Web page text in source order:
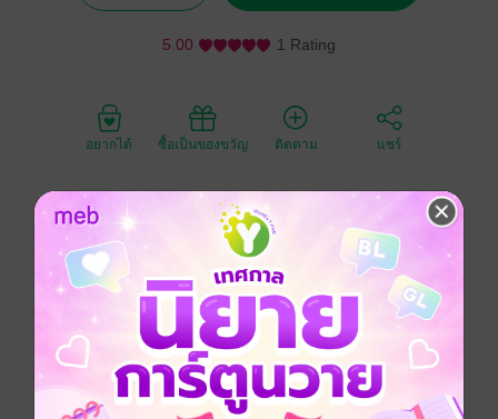
5.00 1 Rating
อยากได้ ซื้อเป็นของขวัญ ติดตาม แชร์
'เฮลิออส' ดาราหน้าใหม่ของวงการที่ชนะรางวัลนักแสดง
นำดาวรุ่งเป็นเพียงนักเรียนมัธยมปลายธรรมดาที่เป็นที่
ถูกตาต้องใจเลดี้ 'โรซาลินด์' ผู้สูงศักดิ์ เบื้องหน้าเหมือนคน
อื่นไกล มันช่างทำใจยากยิ่ง
พารานอร์มอล ดรามา โรแมนติก
ผี / วิญญาณ